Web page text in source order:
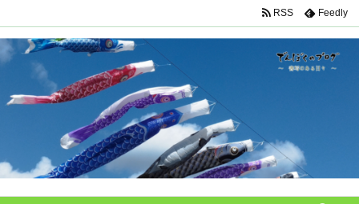
RSS Feedly